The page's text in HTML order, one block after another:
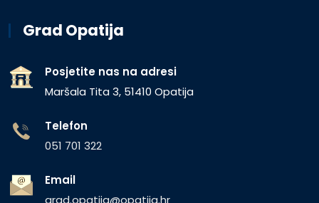
Grad Opatija
Posjetite nas na adresi
Maršala Tita 3, 51410 Opatija
Telefon
051 701 322
Email
grad.opatija@opatija.hr